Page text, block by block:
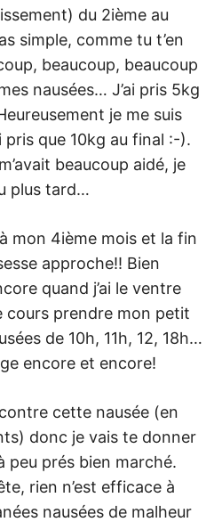
du 2ième au
simple, comme tu t’en
beaucoup, beaucoup
nausées… J’ai pris 5kg
je me suis
pris que 10kg au final :-).
beaucoup aidé, je
plus tard…
mon 4ième mois et la fin
approche!! Bien
quand j’ai le ventre
cours prendre mon petit
de 10h, 11h, 12, 18h…
encore et encore!
cette nausée (en
donc je vais te donner
peu prés bien marché.
rien n’est efficace à
nausées de malheur